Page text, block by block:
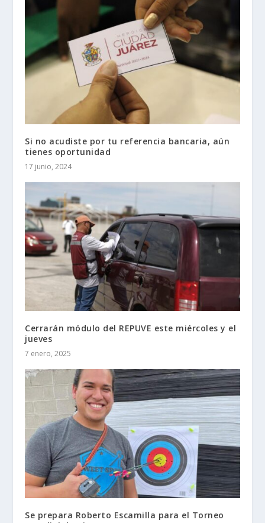
Si no acudiste por tu referencia bancaria, aún
tienes oportunidad
17 junio, 2024
Cerrarán módulo del REPUVE este miércoles y el
jueves
7 enero, 2025
Se prepara Roberto Escamilla para el Torneo